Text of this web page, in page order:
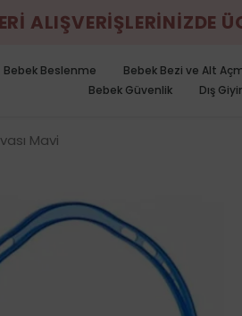
ALIŞVERİŞLERİNİZDE
Bebek Beslenme Bebek Bezi ve Alt
Bebek Güvenlik
Dış
Mavi